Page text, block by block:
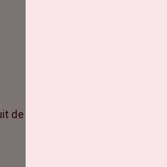
ArenA! Mis niks en meld je